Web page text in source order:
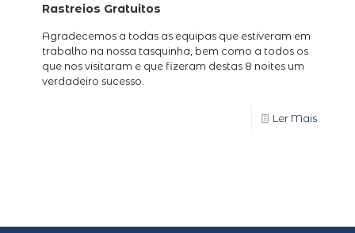
Rastreios Gratuitos
Agradecemos a todas as equipas que estiveram em
trabalho na nossa tasquinha, bem como a todos os
que nos visitaram e que fizeram destas 8 noites um
verdadeiro sucesso.
Ler Mais